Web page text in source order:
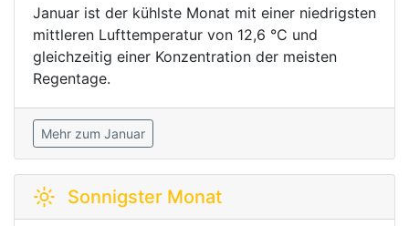
Januar ist der kühlste Monat mit einer niedrigsten
mittleren Lufttemperatur von 12,6 °C und
gleichzeitig einer Konzentration der meisten
Regentage.
Mehr zum Januar
Sonnigster Monat